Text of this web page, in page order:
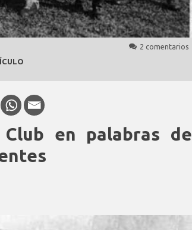
2 comentarios
en palabras de